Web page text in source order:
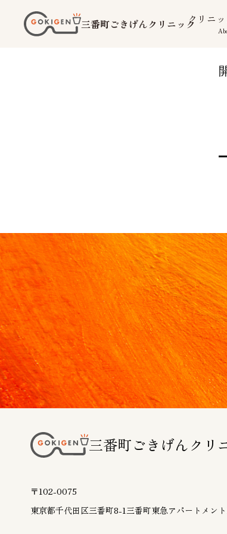
三番町ごきげんクリニッククリニ
三番町ごきげんクリ
〒102-0075
東京都千代田区三番町8-1 三番町東急アパートメント